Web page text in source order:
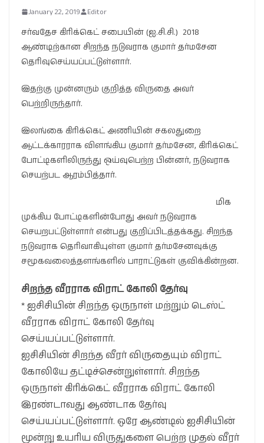
January 22, 2019 Editor
சர்வதேச கிரிக்கெட் சபையின் (ஐ.சி.சி.) 2018
ஆண்டிற்கான சிறந்த நடுவராக குமார் தர்மசேன
தெரிவுசெய்யப்பட்டுள்ளார்.
இதற்கு முன்னரும் குறித்த விருதை அவர்
பெற்றிருந்தார்.
இலங்கை கிரிக்கெட் அணியின் சகலதுறை
ஆட்டக்காரராக விளங்கிய குமார் தர்மசேன, கிரிக்கெட்
போட்டிகளிலிருந்து ஒய்வுபெற்ற பின்னர், நடுவராக
செயற்பட ஆரம்பித்தார்.
மிக
முக்கிய போட்டிகளின்போது அவர் நடுவராக
செயறபட்டுள்ளார் என்பது குறிப்பிடத்தக்கது. சிறந்த
நடுவராக தெரிவாகியுள்ள குமார் தர்மசேனவுக்கு
சமூகவலைத்தளங்களில் பாராட்டுகள் குவிக்கின்றன.
சிறந்த வீரராக விராட் கோலி தேர்வு
* ஐசிசியின் சிறந்த ஒருநாள் மற்றும் டெஸ்ட்
வீரராக விராட் கோலி தேர்வு
செய்யப்பட்டுள்ளார்.
ஐசிசியின் சிறந்த வீரர் விருதையும் விராட்
கோலியே தட்டிச்சென்றுள்ளார். சிறந்த
ஒருநாள் கிரிக்கெட் வீரராக விராட் கோலி
இரண்டாவது ஆண்டாக தேர்வு
செய்யப்பட்டுள்ளார். ஒரே ஆண்டில் ஐசிசியின்
மூன்று உயரிய விருதுகளை பெற்ற முதல் வீரர்